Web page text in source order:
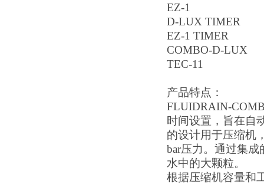
EZ-1
D-LUX TIMER
EZ-1 TIMER
COMBO-D-LUX
TEC-11
产品特点：
FLUIDRAIN-
时间设置，旨在自
的设计用于压缩机
bar压力。通过集
水中的大颗粒。
根据压缩机容量和